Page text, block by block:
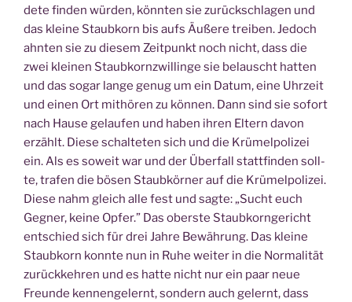
de­te fin­den wür­den, könn­ten sie zurück­schla­gen und
das klei­ne Staub­korn bis aufs Äuße­re trei­ben. Jedoch
ahn­ten sie zu die­sem Zeit­punkt noch nicht, dass die
zwei klei­nen Staub­korn­zwil­lin­ge sie belauscht hat­ten
und das sogar lan­ge genug um ein Datum, eine Uhr­zeit
und einen Ort mit­hö­ren zu kön­nen. Dann sind sie sofort
nach Hau­se gelau­fen und haben ihren Eltern davon
erzählt. Die­se schal­te­ten sich und die Krü­mel­po­li­zei
ein. Als es soweit war und der Über­fall statt­fin­den soll­
te, tra­fen die bösen Staub­kör­ner auf die Krü­mel­po­li­zei.
Die­se nahm gleich alle fest und sag­te: „Sucht euch
Geg­ner, kei­ne Opfer.” Das obers­te Staub­korn­ge­richt
ent­schied sich für drei Jah­re Bewäh­rung. Das klei­ne
Staub­korn konn­te nun in Ruhe wei­ter in die Nor­ma­li­tät
zurück­keh­ren und es hat­te nicht nur ein paar neue
Freun­de ken­nen­ge­lernt, son­dern auch gelernt, dass